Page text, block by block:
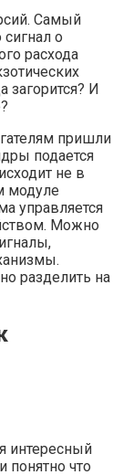
Самый
о
расхода
загорится? И
пришли
подается
не в
модуле
управляется
Можно
разделить на
интересный
понятно что